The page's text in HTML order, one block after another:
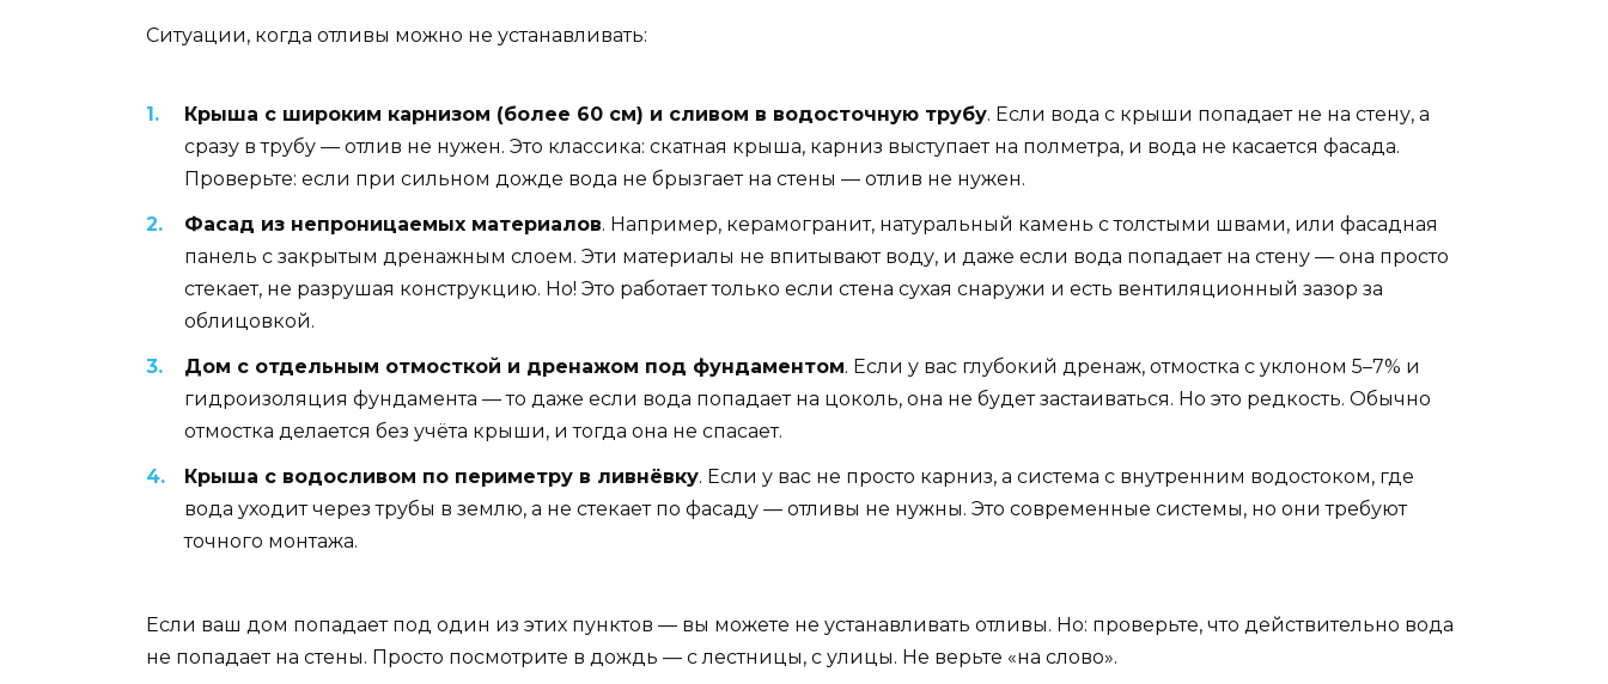
Ситуации, когда отливы можно не устанавливать:
Крыша с широким карнизом (более 60 см) и сливом в водосточную трубу. Если вода с крыши попадает не на стену, а
сразу в трубу — отлив не нужен. Это классика: скатная крыша, карниз выступает на полметра, и вода не касается фасада.
Проверьте: если при сильном дожде вода не брызгает на стены — отлив не нужен.
Фасад из непроницаемых материалов. Например, керамогранит, натуральный камень с толстыми швами, или фасадная
панель с закрытым дренажным слоем. Эти материалы не впитывают воду, и даже если вода попадает на стену — она просто
стекает, не разрушая конструкцию. Но! Это работает только если стена сухая снаружи и есть вентиляционный зазор за
облицовкой.
Дом с отдельным отмосткой и дренажом под фундаментом. Если у вас глубокий дренаж, отмостка с уклоном 5–7% и
гидроизоляция фундамента — то даже если вода попадает на цоколь, она не будет застаиваться. Но это редкость. Обычно
отмостка делается без учёта крыши, и тогда она не спасает.
Крыша с водосливом по периметру в ливнёвку. Если у вас не просто карниз, а система с внутренним водостоком, где
вода уходит через трубы в землю, а не стекает по фасаду — отливы не нужны. Это современные системы, но они требуют
точного монтажа.
Если ваш дом попадает под один из этих пунктов — вы можете не устанавливать отливы. Но: проверьте, что действительно вода
не попадает на стены. Просто посмотрите в дождь — с лестницы, с улицы. Не верьте «на слово».